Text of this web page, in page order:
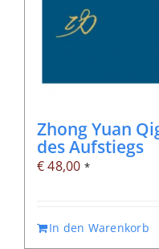
Zhong Yuan
des Aufstiegs
€48,00 *
In den Warenkorb